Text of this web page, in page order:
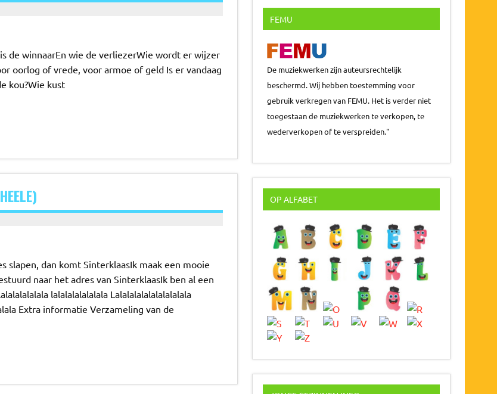
de winnaarEn wie de verliezerWie wordt er wijzer
oorlog of vrede, voor armoe of geld Is er vandaag
kou?Wie kust
slapen, dan komt SinterklaasIk maak een mooie
naar het adres van SinterklaasIk ben al een
lalalalalalalala Lalalalalalalalalalala
Extra informatie Verzameling van de
FEMU
De muziekwerken zijn auteursrechtelijk
beschermd. Wij hebben toestemming voor
gebruik verkregen van FEMU. Het is verder niet
toegestaan de muziekwerken te verkopen, te
wederverkopen of te verspreiden."
OP ALFABET